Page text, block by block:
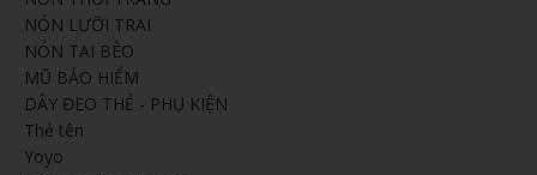
NÓN LƯỠI TRAI
NÓN TAI BÈO
MŨ BẢO HIỂM
DÂY ĐEO THẺ - PHỤ KIỆN
Thẻ tên
Yoyo